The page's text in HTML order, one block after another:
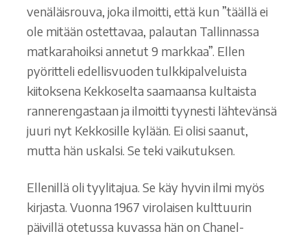
venäläisrouva, joka ilmoitti, että kun ”täällä ei
ole mitään ostettavaa, palautan Tallinnassa
matkarahoiksi annetut 9 markkaa”. Ellen
pyöritteli edellisvuoden tulkkipalveluista
kiitoksena Kekkoselta saamaansa kultaista
rannerengastaan ja ilmoitti tyynesti lähtevänsä
juuri nyt Kekkosille kylään. Ei olisi saanut,
mutta hän uskalsi. Se teki vaikutuksen.
Ellenillä oli tyylitajua. Se käy hyvin ilmi myös
kirjasta. Vuonna 1967 virolaisen kulttuurin
päivillä otetussa kuvassa hän on Chanel-